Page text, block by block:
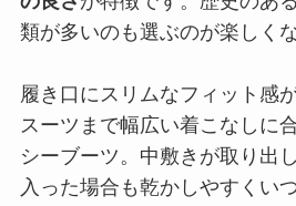
類が多いのも選ぶのが楽しくな
履き口にスリムなフィット感
スーツまで幅広い着こなしに
シーブーツ。中敷きが取り出
入った場合も乾かしやすくい